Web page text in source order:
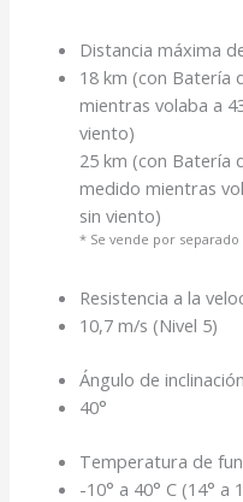
Distancia máxima
18 km (con Batería
mientras volaba a
viento)
25 km (con Batería
medido mientras
sin viento)
* Se vende por separado
Resistencia a la
10,7 m/s (Nivel 5)
Ángulo de
40°
Temperatura de
-10° a 40° C (14° a